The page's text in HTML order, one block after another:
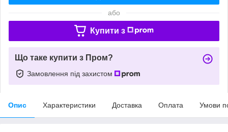
або
Купити з
Що таке купити з Пром?
Замовлення під захистом
Опис Характеристики Доставка Оплата Умови